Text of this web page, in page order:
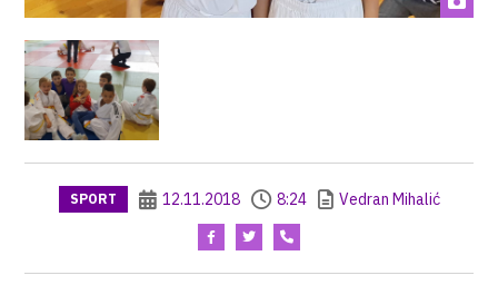
SPORT 12.11.2018 8:24 Vedran Mihalić